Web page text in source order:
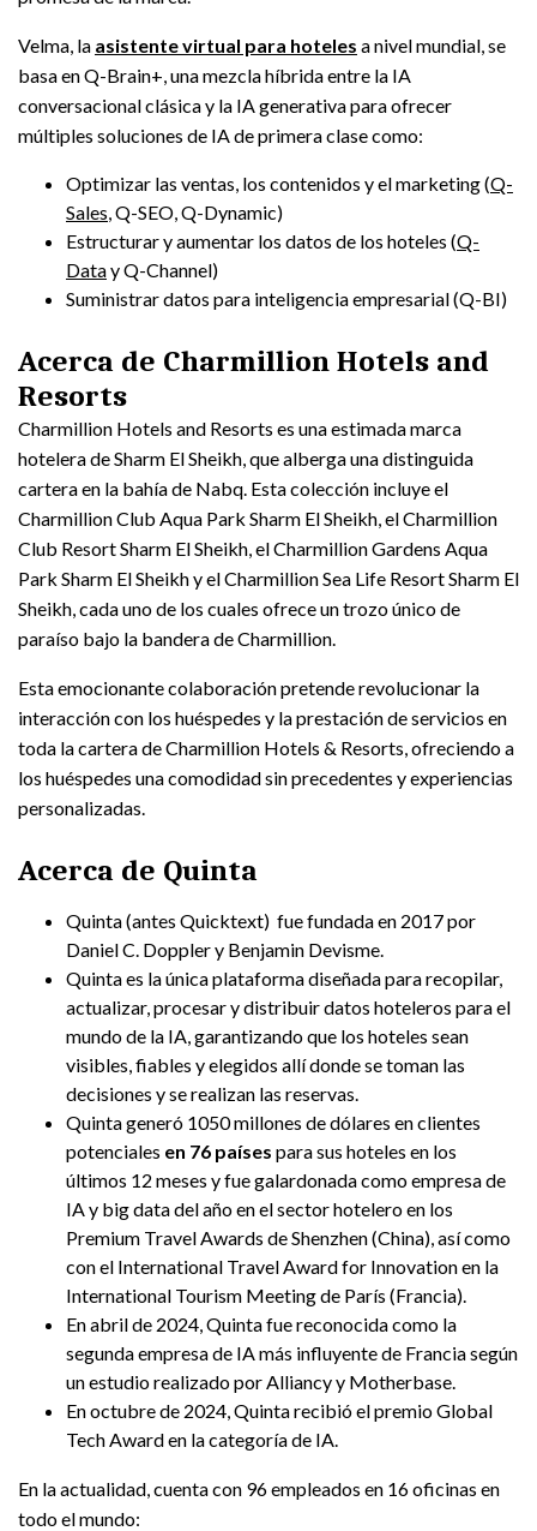
Velma, la asistente virtual para hoteles a nivel mundial, se
basa en Q-Brain+, una mezcla híbrida entre la IA
conversacional clásica y la IA generativa para ofrecer
múltiples soluciones de IA de primera clase como:
Optimizar las ventas, los contenidos y el marketing (Q-
Sales, Q-SEO, Q-Dynamic)
Estructurar y aumentar los datos de los hoteles (Q-
Datay Q-Channel)
Suministrar datos para inteligencia empresarial (Q-BI)
Acerca de Charmillion Hotels and
Resorts
Charmillion Hotels and Resorts es una estimada marca
hotelera de Sharm El Sheikh, que alberga una distinguida
cartera en la bahía de Nabq. Esta colección incluye el
Charmillion Club Aqua Park Sharm El Sheikh, el Charmillion
Club Resort Sharm El Sheikh, el Charmillion Gardens Aqua
Park Sharm El Sheikh y el Charmillion Sea Life Resort Sharm El
Sheikh, cada uno de los cuales ofrece un trozo único de
paraíso bajo la bandera de Charmillion.
Esta emocionante colaboración pretende revolucionar la
interacción con los huéspedes y la prestación de servicios en
toda la cartera de Charmillion Hotels & Resorts, ofreciendo a
los huéspedes una comodidad sin precedentes y experiencias
personalizadas.
Acerca de Quinta
Quinta (antes Quicktext) fue fundada en 2017 por
Daniel C. Doppler y Benjamin Devisme.
Quinta es la única plataforma diseñada para recopilar,
actualizar, procesar y distribuir datos hoteleros para el
mundo de la IA, garantizando que los hoteles sean
visibles, fiables y elegidos allí donde se toman las
decisiones y se realizan las reservas.
Quinta generó 1050 millones de dólares en clientes
potenciales en 76 países para sus hoteles en los
últimos 12 meses y fue galardonada como empresa de
IA y big data del año en el sector hotelero en los
Premium Travel Awards de Shenzhen (China), así como
con el International Travel Award for Innovation en la
International Tourism Meeting de París (Francia).
En abril de 2024, Quinta fue reconocida como la
segunda empresa de IA más influyente de Francia según
un estudio realizado por Alliancy y Motherbase.
En octubre de 2024, Quinta recibió el premio Global
Tech Award en la categoría de IA.
En la actualidad, cuenta con 96 empleados en 16 oficinas en
todo el mundo: